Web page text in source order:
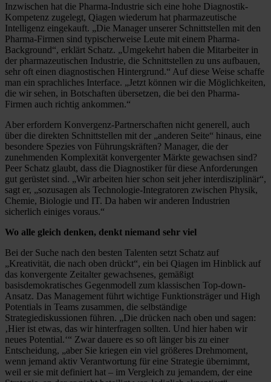
Inzwischen hat die Pharma-Industrie sich eine hohe Diagnostik-
Kompetenz zugelegt, Qiagen wiederum hat pharmazeutische
Intelligenz eingekauft. „Die Manager unserer Schnittstellen mit den
Pharma-Firmen sind typischerweise Leute mit einem Pharma-
Background“, erklärt Schatz. „Umgekehrt haben die Mitarbeiter in
der pharmazeutischen Industrie, die Schnittstellen zu uns aufbauen,
sehr oft einen diagnostischen Hintergrund.“ Auf diese Weise schaffe
man ein sprachliches Interface. „Jetzt können wir die Möglichkeiten,
die wir sehen, in Botschaften übersetzen, die bei den Pharma-
Firmen auch richtig ankommen.“
Aber erfordern Konvergenz-Partnerschaften nicht generell, auch
über die direkten Schnittstellen mit der „anderen Seite“ hinaus, eine
besondere Spezies von Führungskräften? Manager, die der
zunehmenden Komplexität konvergenter Märkte gewachsen sind?
Peer Schatz glaubt, dass die Diagnostiker für diese Anforderungen
gut gerüstet sind. „Wir arbeiten hier schon seit jeher interdisziplinär“,
sagt er, „sozusagen als Technologie-Integratoren zwischen Physik,
Chemie, Biologie und IT. Da haben wir anderen Industrien
sicherlich einiges voraus.“
Wo alle gleich denken, denkt niemand sehr viel
Bei der Suche nach den besten Talenten setzt Schatz auf
„Kreativität, die nach oben drückt“, ein bei Qiagen im Hinblick auf
das konvergente Zeitalter gewachsenes, gemäßigt
basisdemokratisches Gegenmodell zum klassischen Top-down-
Ansatz. Das Management führt wichtige Funktionsträger und High
Potentials in Teams zusammen, die selbständige
Strategiediskussionen führen. „Die drücken nach oben und sagen:
‚Hier ist etwas, das wir hinterfragen sollten. Und hier haben wir
neues Potential.‘“ Zwar dauere es so oft länger bis zu einer
Entscheidung, „aber Sie kriegen ein viel größeres Drehmoment,
wenn jemand aktiv Verantwortung für eine Strategie übernimmt,
weil er sie mit definiert hat – im Vergleich zu jemandem, der eine